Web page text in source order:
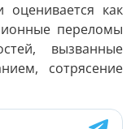
оценивается как
переломы
вызванные
сотрясение